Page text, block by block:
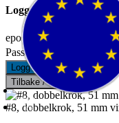
Logg inn til din konto.
epostadresse:
Passord:
Logg inn Glemt
Tilbake / Lukk
#8, dobbelkrok, 51 mm